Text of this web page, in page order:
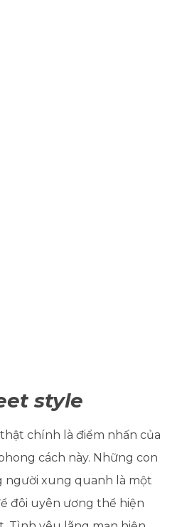
style
chính là điểm nhấn của
cách này. Những con
người xung quanh là một
đôi uyên ương thể hiện